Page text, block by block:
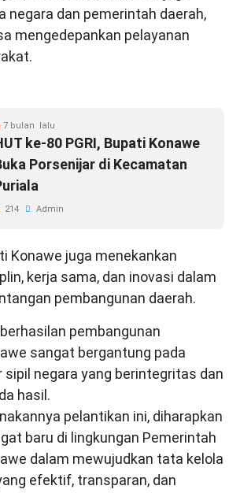
negara dan pemerintah daerah,
mengedepankan pelayanan
7 bulan lalu
ke-80 PGRI, Bupati Konawe
Porsenijar di Kecamatan
214 Admin
Konawe juga menekankan
kerja sama, dan inovasi dalam
pembangunan daerah.
pembangunan
sangat bergantung pada
sipil negara yang berintegritas dan
hasil.
pelantikan ini, diharapkan
baru di lingkungan Pemerintah
dalam mewujudkan tata kelola
efektif, transparan, dan